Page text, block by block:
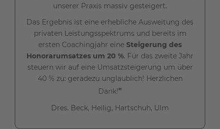
unserer Praxis massiv gesteigert.
Das Ergebnis ist eine erhebliche Ausweitung des
privaten Leistungsspektrums und bereits im
ersten Coachingjahr eine Steigerung des
Honorarumsatzes um 20 %. Für das zweite Jahr
steuern wir auf eine Umsatzsteigerung um über
40 % zu: geradezu unglaublich! Herzlichen
Dank!"
Dres. Beck, Heilig, Hartschuh, Ulm